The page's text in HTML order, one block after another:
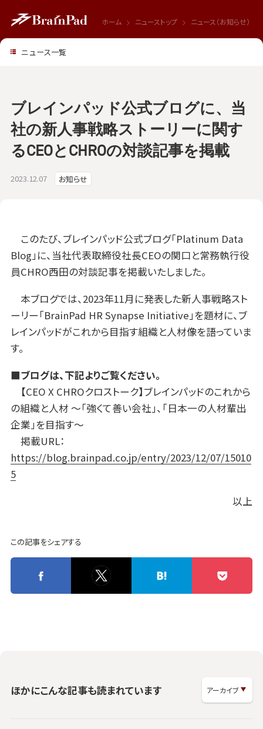
ホーム ニューストップ ニュース（お知らせ）
2023.12.07 お知らせ
ブレインパッド公式ブログに、当
社の新人事戦略ストーリーに関す
るCEOとCHROの対談記事を掲載
このたび、ブレインパッド公式ブログ「Platinum Data
Blog」に、当社代表取締役社長CEOの関口と常務執行役
員CHRO西田の対談記事を掲載いたしました。
本ブログでは、2023年11月に発表した新人事戦略スト
ーリー「BrainPad HR Synapse Initiative」を題材に、ブ
レインパッドがこれから目指す組織と人材像を語っていま
す。
■ブログは、下記よりご覧ください。
【CEO X CHROクロストーク】ブレインパッドのこれから
の組織と人材 ～「強くて善い会社」、「日本一の人材輩出
企業」を目指す～
掲載URL：
https://blog.brainpad.co.jp/entry/2023/12/07/15010
5
以上
この記事をシェアする
ほかにこんな記事も読まれています
ニュース一覧